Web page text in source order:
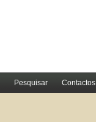
Pesquisar Contactos